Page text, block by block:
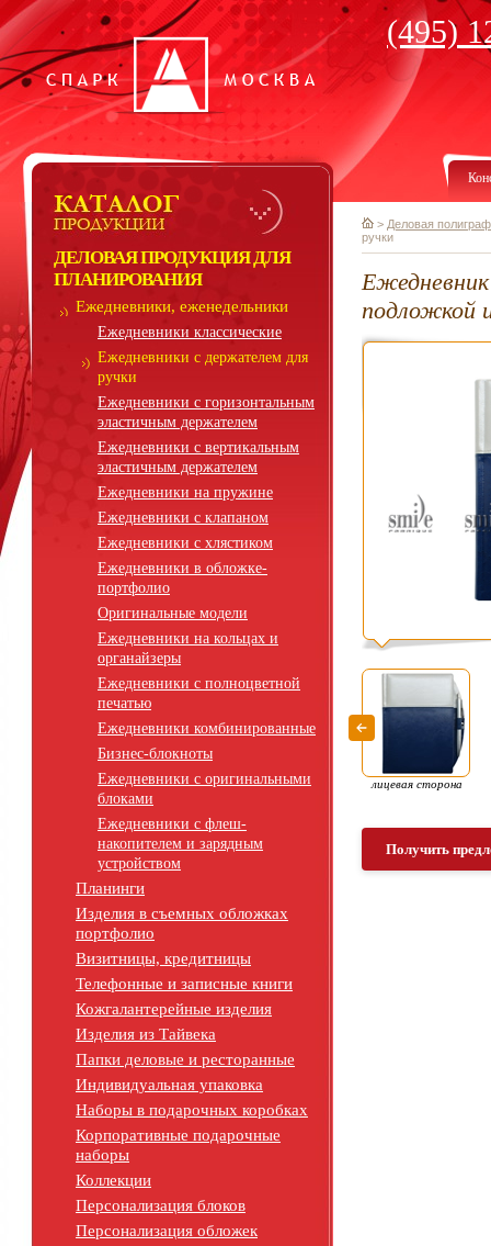
(495)
ДЕЛОВАЯ ПРОДУКЦИЯ ДЛЯ
ПЛАНИРОВАНИЯ
Ежедневники, еженедельники
Ежедневники классические
Ежедневники с держателем для
ручки
Ежедневники с горизонтальным
эластичным держателем
Ежедневники с вертикальным
эластичным держателем
Ежедневники на пружине
Ежедневники с клапаном
Ежедневники с хлястиком
Ежедневники в обложке-
портфолио
Оригинальные модели
Ежедневники на кольцах и
органайзеры
Ежедневники с полноцветной
печатью
Ежедневники комбинированные
Бизнес-блокноты
Ежедневники с оригинальными
блоками
Ежедневники с флеш-
накопителем и зарядным
устройством
Планинги
Изделия в съемных обложках
портфолио
Визитницы, кредитницы
Телефонные и записные книги
Кожгалантерейные изделия
Изделия из Тайвека
Папки деловые и ресторанные
Индивидуальная упаковка
Наборы в подарочных коробках
Корпоративные подарочные
наборы
Коллекции
Персонализация блоков
Персонализация обложек
> Деловая
ручки
подложкой
лицевая сторона
Получить